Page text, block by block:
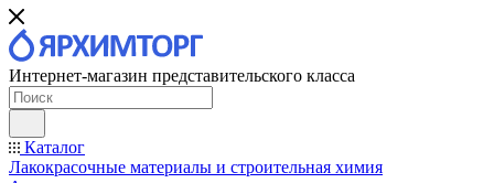
Интернет-магазин представительского класса
Каталог
Лакокрасочные материалы и строительная химия